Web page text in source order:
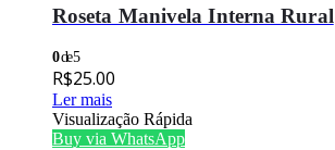
Roseta Manivela Interna Rural
0de 5
R$25.00
Ler mais
Visualização Rápida
Buy via WhatsApp